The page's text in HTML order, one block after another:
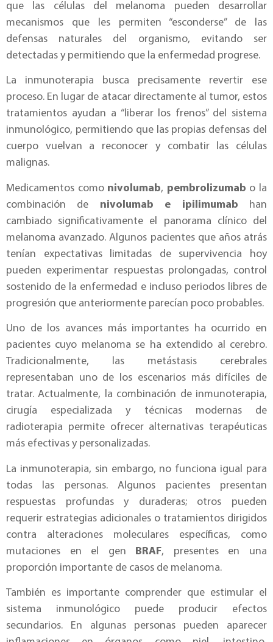
que las células del melanoma pueden desarrollar
mecanismos que les permiten “esconderse” de las
defensas naturales del organismo, evitando ser
detectadas y permitiendo que la enfermedad progrese.
La inmunoterapia busca precisamente revertir ese
proceso. En lugar de atacar directamente al tumor, estos
tratamientos ayudan a “liberar los frenos” del sistema
inmunológico, permitiendo que las propias defensas del
cuerpo vuelvan a reconocer y combatir las células
malignas.
Medicamentos como nivolumab, pembrolizumab o la
combinación de nivolumab e ipilimumab han
cambiado significativamente el panorama clínico del
melanoma avanzado. Algunos pacientes que años atrás
tenían expectativas limitadas de supervivencia hoy
pueden experimentar respuestas prolongadas, control
sostenido de la enfermedad e incluso periodos libres de
progresión que anteriormente parecían poco probables.
Uno de los avances más importantes ha ocurrido en
pacientes cuyo melanoma se ha extendido al cerebro.
Tradicionalmente, las metástasis cerebrales
representaban uno de los escenarios más difíciles de
tratar. Actualmente, la combinación de inmunoterapia,
cirugía especializada y técnicas modernas de
radioterapia permite ofrecer alternativas terapéuticas
más efectivas y personalizadas.
La inmunoterapia, sin embargo, no funciona igual para
todas las personas. Algunos pacientes presentan
respuestas profundas y duraderas; otros pueden
requerir estrategias adicionales o tratamientos dirigidos
contra alteraciones moleculares específicas, como
mutaciones en el gen BRAF, presentes en una
proporción importante de casos de melanoma.
También es importante comprender que estimular el
sistema inmunológico puede producir efectos
secundarios. En algunas personas pueden aparecer